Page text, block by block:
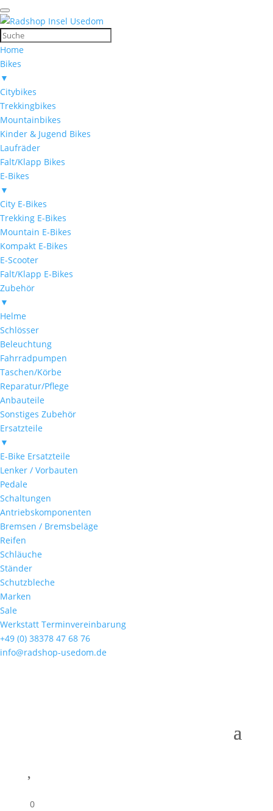
Home
Bikes
▼
Citybikes
Trekkingbikes
Mountainbikes
Kinder & Jugend Bikes
Laufräder
Falt/Klapp Bikes
E-Bikes
▼
City E-Bikes
Trekking E-Bikes
Mountain E-Bikes
Kompakt E-Bikes
E-Scooter
Falt/Klapp E-Bikes
Zubehör
▼
Helme
Schlösser
Beleuchtung
Fahrradpumpen
Taschen/Körbe
Reparatur/Pflege
Anbauteile
Sonstiges Zubehör
Ersatzteile
▼
E-Bike Ersatzteile
Lenker / Vorbauten
Pedale
Schaltungen
Antriebskomponenten
Bremsen / Bremsbeläge
Reifen
Schläuche
Ständer
Schutzbleche
Marken
Sale
Werkstatt Terminvereinbarung
+49 (0) 38378 47 68 76
info@radshop-usedom.de
0